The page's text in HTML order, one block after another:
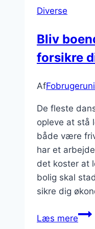
Diverse
Bliv
forsikre
Af
De fleste
opleve at stå
både være
har et
det koster at
bolig skal
sikre dig
Læs mereBliv